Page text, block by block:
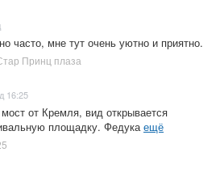
часто, мне тут очень уютно и приятно.
Принц плаза
16:25
от Кремля, вид открывается
площадку. Федука ещё